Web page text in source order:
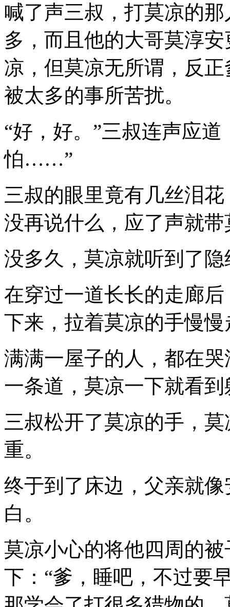
喊了声三叔，打莫凉的
多，而且他的大哥莫淳
凉，但莫凉无所谓，反
被太多的事所苦扰。
“好，好。”三叔连声应
怕……”
三叔的眼里竟有几丝泪
没再说什么，应了声就
没多久，莫凉就听到了
在穿过一道长长的走廊
下来，拉着莫凉的手慢
满满一屋子的人，都在
一条道，莫凉一下就看
三叔松开了莫凉的手，
重。
终于到了床边，父亲就
白。
莫凉小心的将他四周的
下：“爹，睡吧，不过要